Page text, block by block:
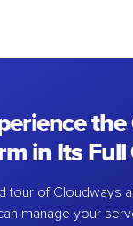
in Its Full
tour of Cloudways
manage your